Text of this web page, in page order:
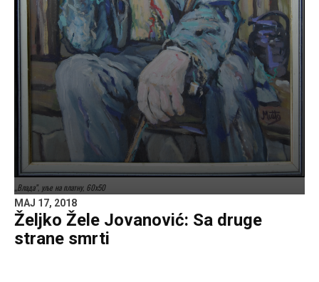
„Влада”, уље на платну, 60x50
MAJ 17, 2018
Željko Žele Jovanović: Sa druge
strane smrti